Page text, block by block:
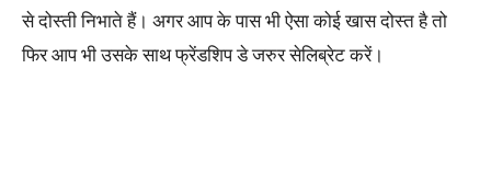
से दोस्ती निभाते हैं। अगर आप के पास भी ऐसा कोई खास दोस्त है तो
फिर आप भी उसके साथ फ्रेंडशिप डे जरुर सेलिब्रेट करें।